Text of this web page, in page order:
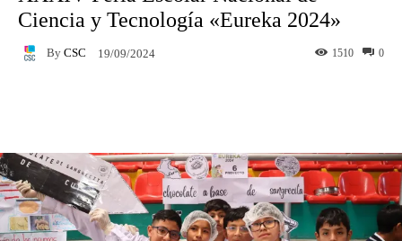
Ciencia y Tecnología «Eureka 2024»
By CSC 19/09/2024 0
1510